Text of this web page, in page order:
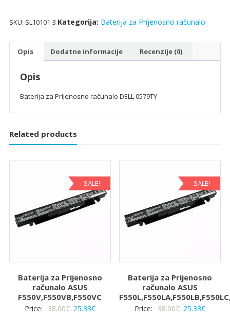
SKU: SL10101-3 Kategorija: Baterija za Prijenosno računalo
Opis Dodatne informacije Recenzije (0)
Opis
Baterija za Prijenosno računalo DELL 0579TY
Related products
SALE!
Baterija za Prijenosno
računalo ASUS
F550V,F550VB,F550VC
Price: 38.00€ Izvorna
25.33€Trenutna
SALE!
Baterija za Prijenosno
računalo ASUS
Price: 38.00€ Izvorna
25.33€